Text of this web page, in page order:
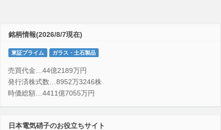
銘柄情報(2026/8/7現在)
東証プライム ガラス・土石製品
売買代金…44億2189万円
発行済株式数…8952万3246株
時価総額…4411億7055万円
日本電気硝子のお役立ちサイト